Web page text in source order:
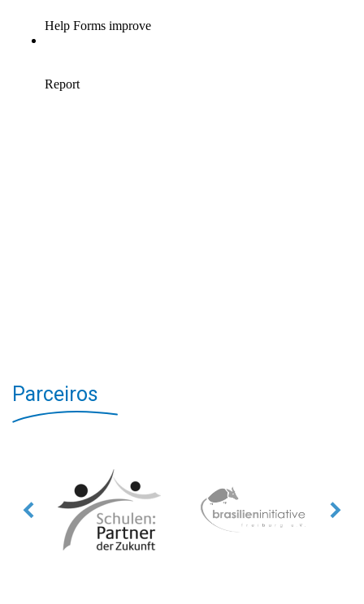
Parceiros